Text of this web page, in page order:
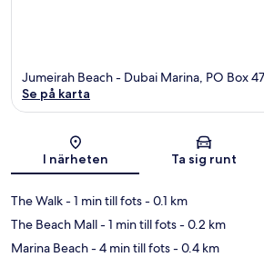
Karta
Jumeirah Beach - Dubai Marina, PO Box
Se på karta
I närheten Ta sig runt
The Walk- 1 min till fots- 0.1 km
The Beach Mall- 1 min till fots- 0.2 km
Marina Beach- 4 min till fots- 0.4 km